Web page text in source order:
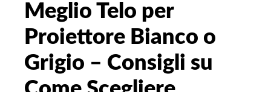
Meglio Telo per
Proiettore Bianco o
Grigio – Consigli su